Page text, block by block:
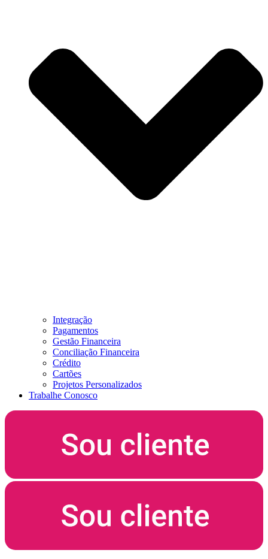
Integração
Pagamentos
Gestão Financeira
Conciliação Financeira
Crédito
Cartões
Projetos Personalizados
Trabalhe Conosco